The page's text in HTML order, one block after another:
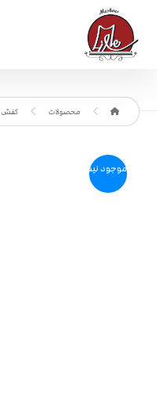
محصولات کفش
موجود نیست